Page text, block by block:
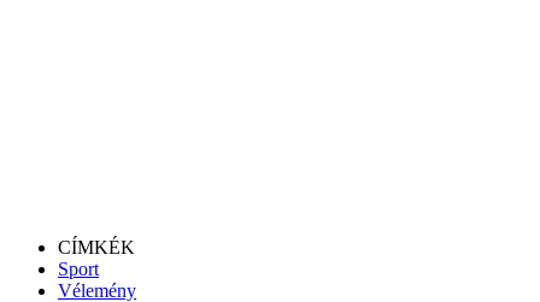
CÍMKÉK
Sport
Vélemény